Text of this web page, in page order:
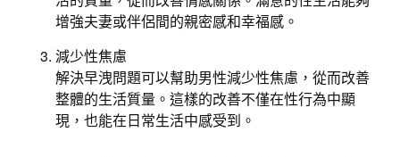
增強夫妻或伴侶間的親密感和幸福感。
減少性焦慮
解決早洩問題可以幫助男性減少性焦慮，從而改善
整體的生活質量。這樣的改善不僅在性行為中顯
現，也能在日常生活中感受到。